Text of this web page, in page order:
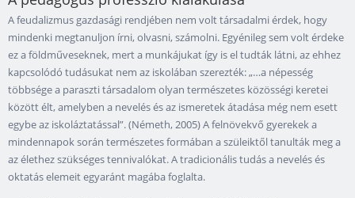
A feudalizmus gazdasági rendjében nem volt társadalmi érdek, hogy
mindenki megtanuljon írni, olvasni, számolni. Egyénileg sem volt érdeke
ez a földműveseknek, mert a munkájukat így is el tudták látni, az ehhez
kapcsolódó tudásukat nem az iskolában szerezték: „…a népesség
többsége a paraszti társadalom olyan természetes közösségi keretei
között élt, amelyben a nevelés és az ismeretek átadása még nem esett
egybe az iskoláztatással”. (Németh, 2005) A felnövekvő gyerekek a
mindennapok során természetes formában a szüleiktől tanulták meg a
az élethez szükséges tennivalókat. A tradicionális tudás a nevelés és
oktatás elemeit egyaránt magába foglalta.